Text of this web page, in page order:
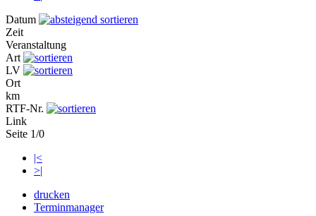
Datum
Zeit
Veranstaltung
Art
LV
Ort
km
RTF-Nr.
Link
Seite 1/0
|<
>|
drucken
Terminmanager